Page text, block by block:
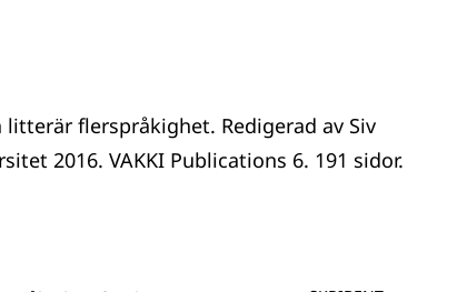
flerspråkighet. Redigerad av Siv
2016. VAKKI Publications 6. 191 sidor.